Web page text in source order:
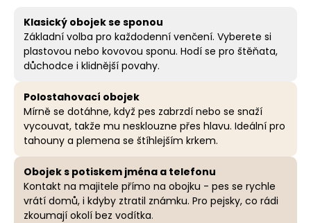
Klasický obojek se sponou
Základní volba pro každodenní venčení. Vyberete si
plastovou nebo kovovou sponu. Hodí se pro štěňata,
důchodce i klidnější povahy.
Polostahovací obojek
Mírně se dotáhne, když pes zabrzdí nebo se snaží
vycouvat, takže mu nesklouzne přes hlavu. Ideální pro
tahouny a plemena se štíhlejším krkem.
Obojek s potiskem jména a telefonu
Kontakt na majitele přímo na obojku - pes se rychle
vrátí domů, i kdyby ztratil známku. Pro pejsky, co rádi
zkoumají okolí bez vodítka.
e
n
a
t
?